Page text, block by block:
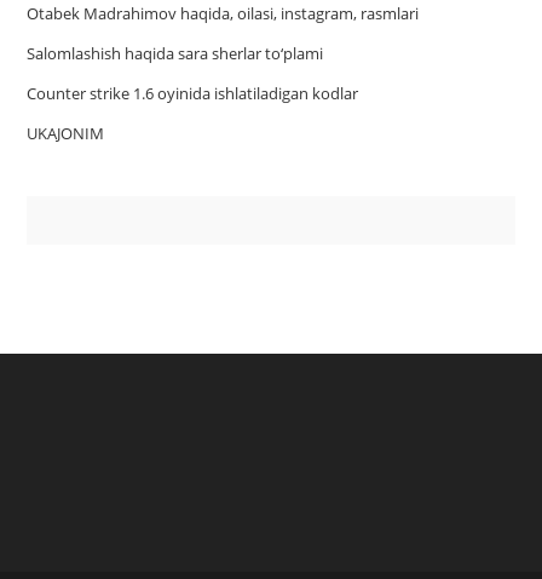
Otabek Madrahimov haqida, oilasi, instagram, rasmlari
Salomlashish haqida sara sherlar to‘plami
Counter strike 1.6 oyinida ishlatiladigan kodlar
UKAJONIM